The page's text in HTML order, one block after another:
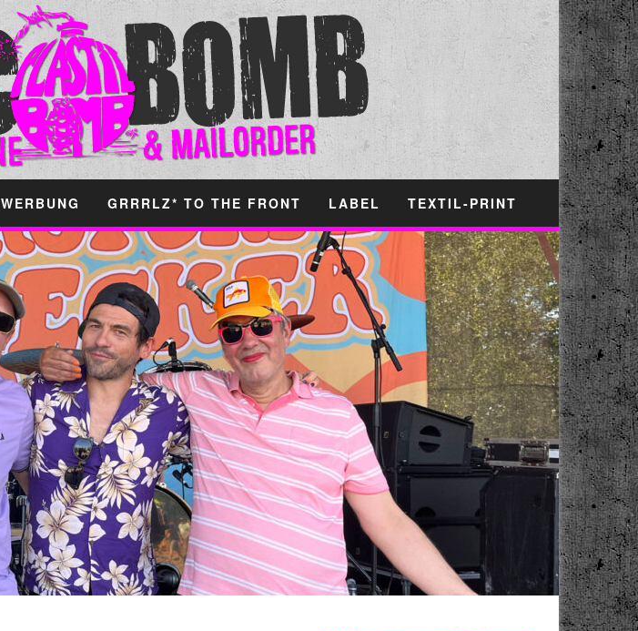
WERBUNG GRRRLZ* TO THE FRONT LABEL TEXTIL-PRINT